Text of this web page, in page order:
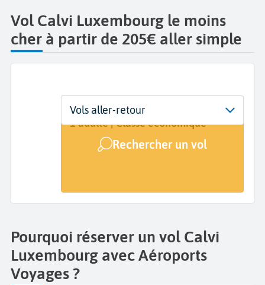
Vol Calvi Luxembourg le moins
cher à partir de 205€ aller simple
Départ
Calvi (CLY)
Dates
Dates de votre voyage
Voyageurs | Classe
1 adulte | Classe économique
Rechercher un vol
Vols aller-retour
Pourquoi réserver un vol Calvi
Luxembourg avec Aéroports
Voyages ?